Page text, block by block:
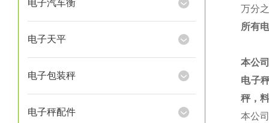
电子汽车衡
电子天平
电子包装秤
电子秤配件
万分
所有
本公
电子
秤，
本公